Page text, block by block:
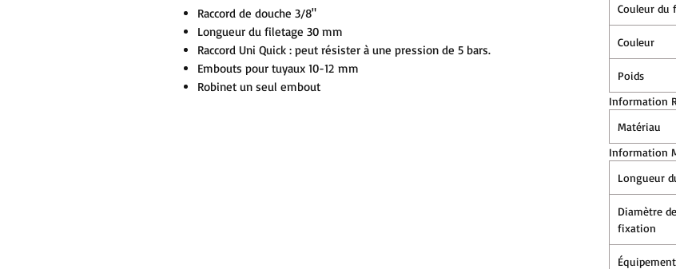
Raccord de douche 3/8"
Longueur du filetage 30 mm
Raccord Uni Quick : peut résister à une pression de 5 bars.
Embouts pour tuyaux 10-12 mm
Robinet un seul embout
Couleur du
Couleur
Poids
Information
Matériau
Information
Longueur
Diamètre
fixation
Équipement